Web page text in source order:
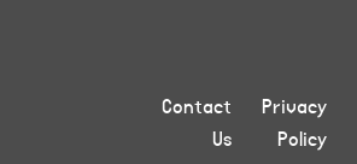
Privacy
Policy
Contact
Us